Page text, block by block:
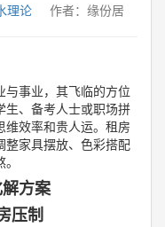
理论 作者：缘份居
事业，其飞临的方位
生、备考人士或职场拼
效率和贵人运。租房
整家具摆放、色彩搭配
方案
压制